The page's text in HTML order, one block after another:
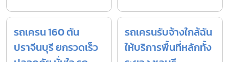
รถเครน 160 ตัน
ปราจีนบุรี ยกรวดเร็ว
รถเครนรับจ้างใกล้ฉัน
ให้บริการพื้นที่หลักทั้ง